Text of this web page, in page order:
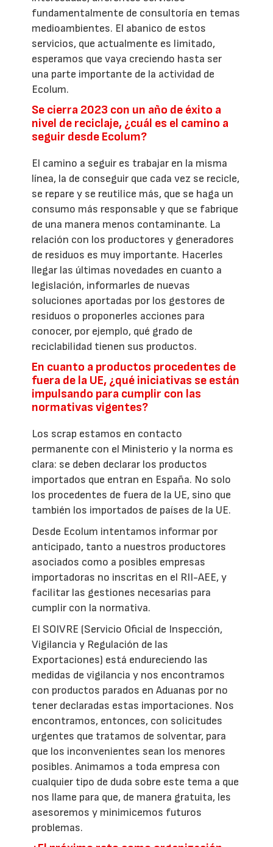
fundamentalmente de consultoría en temas
medioambientes. El abanico de estos
servicios, que actualmente es limitado,
esperamos que vaya creciendo hasta ser
una parte importante de la actividad de
Ecolum.
Se cierra 2023 con un año de éxito a
nivel de reciclaje, ¿cuál es el camino a
seguir desde Ecolum?
El camino a seguir es trabajar en la misma
línea, la de conseguir que cada vez se recicle,
se repare y se reutilice más, que se haga un
consumo más responsable y que se fabrique
de una manera menos contaminante. La
relación con los productores y generadores
de residuos es muy importante. Hacerles
llegar las últimas novedades en cuanto a
legislación, informarles de nuevas
soluciones aportadas por los gestores de
residuos o proponerles acciones para
conocer, por ejemplo, qué grado de
reciclabilidad tienen sus productos.
En cuanto a productos procedentes de
fuera de la UE, ¿qué iniciativas se están
impulsando para cumplir con las
normativas vigentes?
Los scrap estamos en contacto
permanente con el Ministerio y la norma es
clara: se deben declarar los productos
importados que entran en España. No solo
los procedentes de fuera de la UE, sino que
también los importados de países de la UE.
Desde Ecolum intentamos informar por
anticipado, tanto a nuestros productores
asociados como a posibles empresas
importadoras no inscritas en el RII-AEE, y
facilitar las gestiones necesarias para
cumplir con la normativa.
El SOIVRE (Servicio Oficial de Inspección,
Vigilancia y Regulación de las
Exportaciones) está endureciendo las
medidas de vigilancia y nos encontramos
con productos parados en Aduanas por no
tener declaradas estas importaciones. Nos
encontramos, entonces, con solicitudes
urgentes que tratamos de solventar, para
que los inconvenientes sean los menores
posibles. Animamos a toda empresa con
cualquier tipo de duda sobre este tema a que
nos llame para que, de manera gratuita, les
asesoremos y minimicemos futuros
problemas.